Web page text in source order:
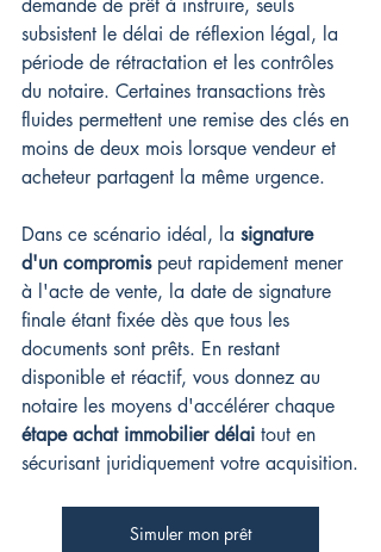
demande de prêt à instruire, seuls
subsistent le délai de réflexion légal, la
période de rétractation et les contrôles
du notaire. Certaines transactions très
fluides permettent une remise des clés en
moins de deux mois lorsque vendeur et
acheteur partagent la même urgence.
Dans ce scénario idéal, la signature
d'un compromis peut rapidement mener
à l'acte de vente, la date de signature
finale étant fixée dès que tous les
documents sont prêts. En restant
disponible et réactif, vous donnez au
notaire les moyens d'accélérer chaque
étape achat immobilier délai tout en
sécurisant juridiquement votre acquisition.
Simuler mon prêt